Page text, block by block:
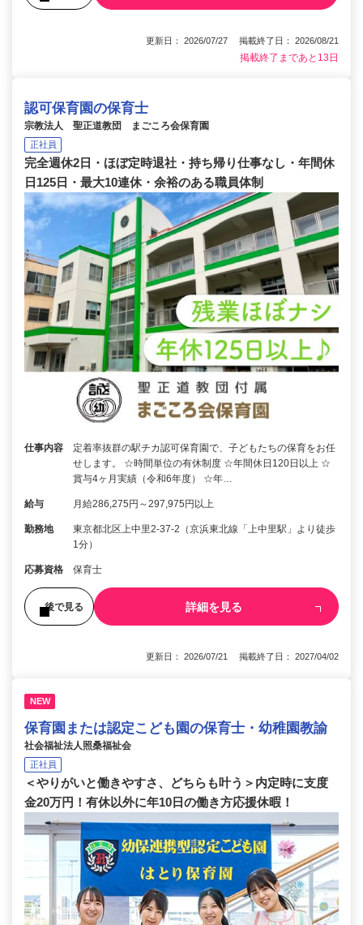
更新日： 2026/07/27 掲載終了日： 2026/08/21
掲載終了まであと13日
認可保育園の保育士
宗教法人 聖正道教団 まごころ会保育園
正社員
完全週休2日・ほぼ定時退社・持ち帰り仕事なし・年間休
日125日・最大10連休・余裕のある職員体制
仕事内容
定着率抜群の駅チカ認可保育園で、子どもたちの保育をお任
せします。 ☆時間単位の有休制度 ☆年間休日120日以上 ☆
賞与4ヶ月実績（令和6年度） ☆年…
給与 月給286,275円～297,975円以上
勤務地
東京都北区上中里2-37-2（京浜東北線「上中里駅」より徒歩
1分）
応募資格 保育士
後で見る 詳細を見る
更新日： 2026/07/21 掲載終了日： 2027/04/02
NEW
保育園または認定こども園の保育士・幼稚園教諭
社会福祉法人照桑福祉会
正社員
＜やりがいと働きやすさ、どちらも叶う＞内定時に支度
金20万円！有休以外に年10日の働き方応援休暇！